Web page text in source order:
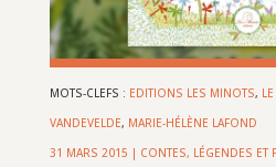
MOTS-CLEFS : EDITIONS LES MINOTS,
VANDEVELDE, MARIE-HÉLÈNE LAFOND
31 MARS 2015 | CONTES, LÉGENDES ET